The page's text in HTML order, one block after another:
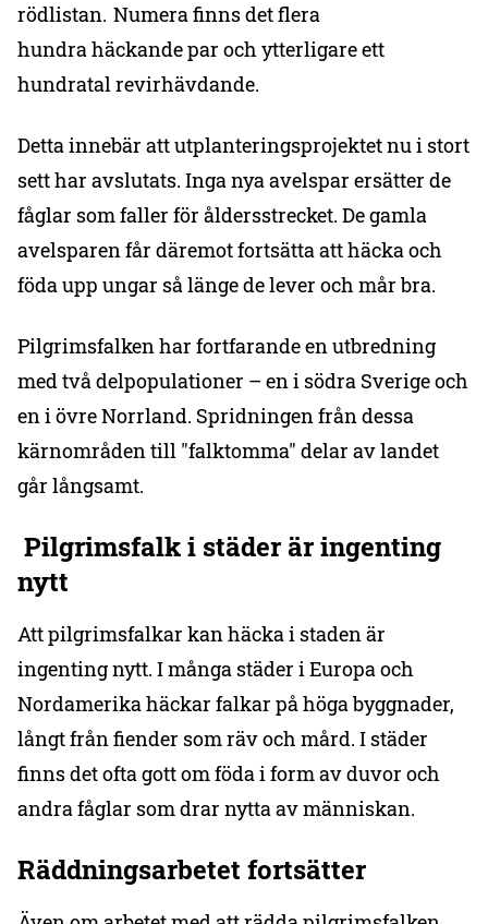
rödlistan. Numera finns det flera
hundra häckande par och ytterligare ett
hundratal revirhävdande.
Detta innebär att utplanteringsprojektet nu i stort
sett har avslutats. Inga nya avelspar ersätter de
fåglar som faller för åldersstrecket. De gamla
avelsparen får däremot fortsätta att häcka och
föda upp ungar så länge de lever och mår bra.
Pilgrimsfalken har fortfarande en utbredning
med två delpopulationer – en i södra Sverige och
en i övre Norrland. Spridningen från dessa
kärnområden till "falktomma" delar av landet
går långsamt.
Pilgrimsfalk i städer är ingenting
nytt
Att pilgrimsfalkar kan häcka i staden är
ingenting nytt. I många städer i Europa och
Nordamerika häckar falkar på höga byggnader,
långt från fiender som räv och mård. I städer
finns det ofta gott om föda i form av duvor och
andra fåglar som drar nytta av människan.
Räddningsarbetet fortsätter